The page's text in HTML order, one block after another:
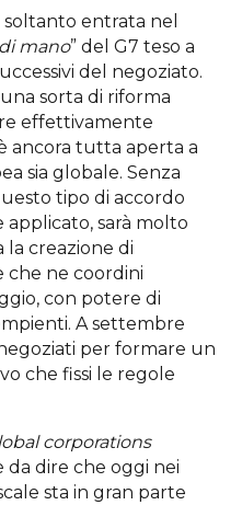
soltanto entrata nel
mano” del G7 teso a
del negoziato.
sorta di riforma
effettivamente
ancora tutta aperta a
sia globale. Senza
tipo di accordo
applicato, sarà molto
la creazione di
che ne coordini
con potere di
A settembre
per formare un
che fissi le regole
corporations
da dire che oggi nei
sta in gran parte